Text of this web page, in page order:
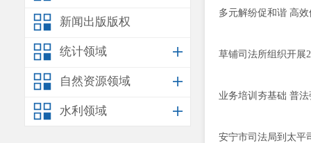
新闻出版版权
统计领域
自然资源领域
水利领域
多元解纷促和谐 高
草铺司法所组织开展
业务培训夯基础 普
安宁市司法局到太平